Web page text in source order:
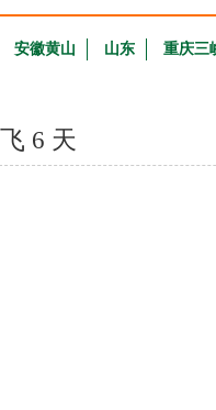
安徽黄山 山东 重庆三
6 天